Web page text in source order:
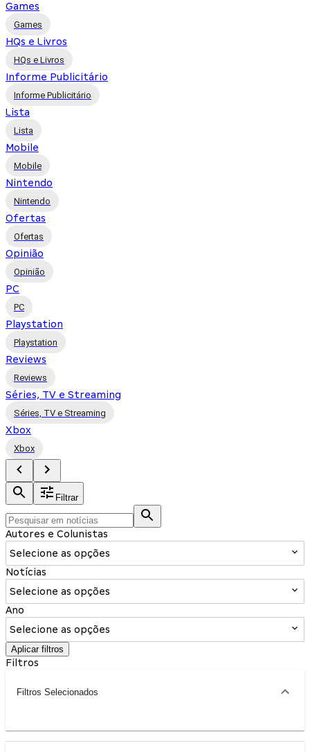
Games
Games
HQs e Livros
HQs e Livros
Informe Publicitário
Informe Publicitário
Lista
Lista
Mobile
Mobile
Nintendo
Nintendo
Ofertas
Ofertas
Opinião
Opinião
PC
PC
Playstation
Playstation
Reviews
Reviews
Séries, TV e Streaming
Séries, TV e Streaming
Xbox
Xbox
Filtrar
Autores e Colunistas
Selecione as opções
Notícias
Selecione as opções
Ano
Selecione as opções
Aplicar filtros
Filtros
Filtros Selecionados